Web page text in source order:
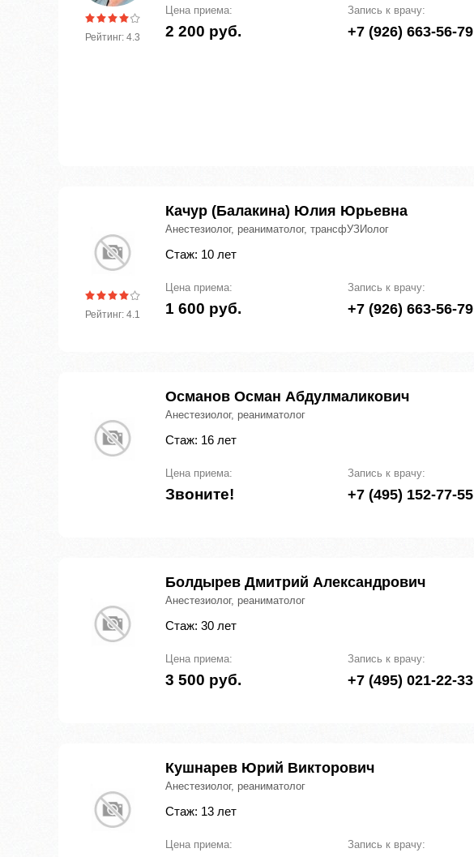
Рейтинг: 4.3
Цена приема:
2 200 руб.
Запись к врачу:
+7 (926) 663-56-79
Рейтинг: 4.1
Качур (Балакина) Юлия Юрьевна
Анестезиолог, реаниматолог, трансфУЗИолог
Стаж: 10 лет
Цена приема:
1 600 руб.
Запись к врачу:
+7 (926) 663-56-79
Османов Осман Абдулмаликович
Анестезиолог, реаниматолог
Стаж: 16 лет
Цена приема:
Звоните!
Запись к врачу:
+7 (495) 152-77-55
Болдырев Дмитрий Александрович
Анестезиолог, реаниматолог
Стаж: 30 лет
Цена приема:
3 500 руб.
Запись к врачу:
+7 (495) 021-22-33
Кушнарев Юрий Викторович
Анестезиолог, реаниматолог
Стаж: 13 лет
Цена приема: Запись к врачу: